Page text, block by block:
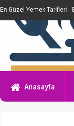
En Güzel Yemek Tarifleri
Anasayfa